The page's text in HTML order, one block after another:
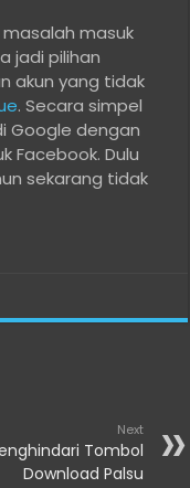
masuk
jadi pilihan
akun yang tidak
. Secara simpel
Google dengan
Facebook. Dulu
sekarang tidak
Next
Tombol
Download Palsu